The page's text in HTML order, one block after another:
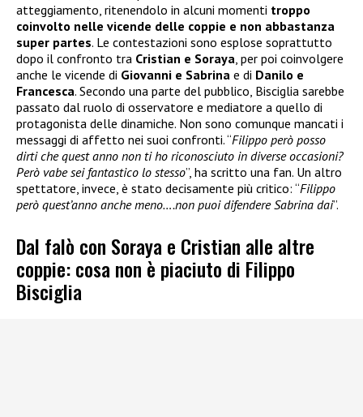
atteggiamento, ritenendolo in alcuni momenti troppo
coinvolto nelle vicende delle coppie e non abbastanza
super partes. Le contestazioni sono esplose soprattutto
dopo il confronto tra Cristian e Soraya, per poi coinvolgere
anche le vicende di Giovanni e Sabrina e di Danilo e
Francesca. Secondo una parte del pubblico, Bisciglia sarebbe
passato dal ruolo di osservatore e mediatore a quello di
protagonista delle dinamiche. Non sono comunque mancati i
messaggi di affetto nei suoi confronti. “Filippo però posso
dirti che quest anno non ti ho riconosciuto in diverse occasioni?
Però vabe sei fantastico lo stesso”, ha scritto una fan. Un altro
spettatore, invece, è stato decisamente più critico: “Filippo
però quest’anno anche meno….non puoi difendere Sabrina dai”.
Dal falò con Soraya e Cristian alle altre
coppie: cosa non è piaciuto di Filippo
Bisciglia